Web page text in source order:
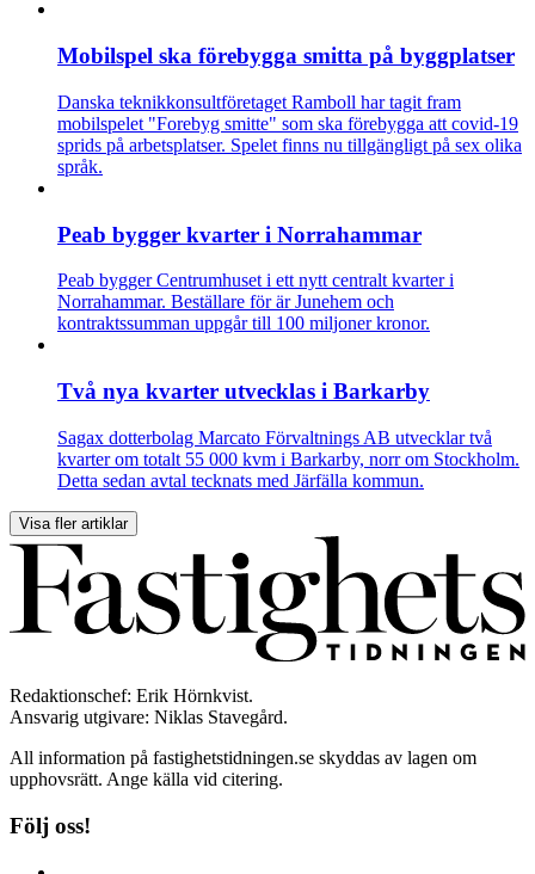
Mobilspel ska förebygga smitta på byggplatser
Danska teknikkonsultföretaget Ramboll har tagit fram
mobilspelet "Forebyg smitte" som ska förebygga att covid-19
sprids på arbetsplatser. Spelet finns nu tillgängligt på sex olika
språk.
Peab bygger kvarter i Norrahammar
Peab bygger Centrumhuset i ett nytt centralt kvarter i
Norrahammar. Beställare för är Junehem och
kontraktssumman uppgår till 100 miljoner kronor.
Två nya kvarter utvecklas i Barkarby
Sagax dotterbolag Marcato Förvaltnings AB utvecklar två
kvarter om totalt 55 000 kvm i Barkarby, norr om Stockholm.
Detta sedan avtal tecknats med Järfälla kommun.
Visa fler artiklar
Redaktionschef: Erik Hörnkvist.
Ansvarig utgivare: Niklas Stavegård.
All information på fastighetstidningen.se skyddas av lagen om
upphovsrätt. Ange källa vid citering.
Följ oss!